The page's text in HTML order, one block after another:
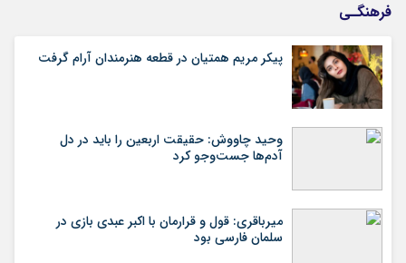
فرهنگـی
پیکر مریم همتیان در قطعه هنرمندان آرام گرفت
وحید چاووش: حقیقت اربعین را باید در دل
آدم‌ها جست‌وجو کرد
میرباقری: قول و قرارمان با اکبر عبدی بازی در
سلمان فارسی بود